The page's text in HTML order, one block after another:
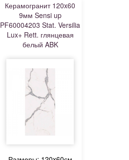
Керамогранит 120x60
9мм Sensi up
PF60004203 Stat. Versilia
Lux+ Rett. глянцевая
белый ABK